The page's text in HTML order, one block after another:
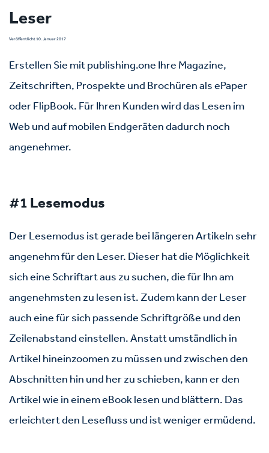
Leser
Veröffentlicht 10. Januar 2017
Erstellen Sie mit publishing.one Ihre Magazine,
Zeitschriften, Prospekte und Brochüren als ePaper
oder FlipBook. Für Ihren Kunden wird das Lesen im
Web und auf mobilen Endgeräten dadurch noch
angenehmer.
#1 Lesemodus
Der Lesemodus ist gerade bei längeren Artikeln sehr
angenehm für den Leser. Dieser hat die Möglichkeit
sich eine Schriftart aus zu suchen, die für Ihn am
angenehmsten zu lesen ist. Zudem kann der Leser
auch eine für sich passende Schriftgröße und den
Zeilenabstand einstellen. Anstatt umständlich in
Artikel hineinzoomen zu müssen und zwischen den
Abschnitten hin und her zu schieben, kann er den
Artikel wie in einem eBook lesen und blättern. Das
erleichtert den Lesefluss und ist weniger ermüdend.